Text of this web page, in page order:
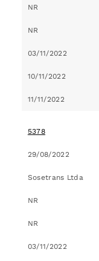
NR
NR
03/11/2022
10/11/2022
11/11/2022
5378
29/08/2022
Sosetrans Ltda
NR
NR
03/11/2022